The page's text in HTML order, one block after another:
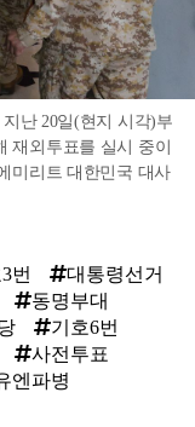
난 20일(현지 시각)부
재외투표를 실시 중이
미리트 대한민국 대사
번
대통령선거
동명부대
기호6번
사전투표
엔파병